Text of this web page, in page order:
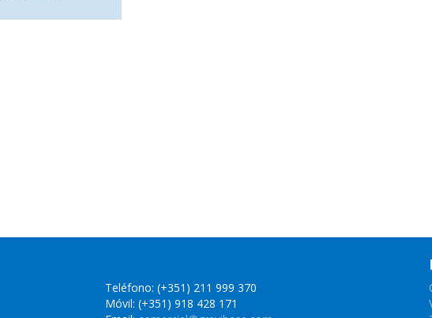
Teléfono: (+351) 211 999 370
Móvil: (+351) 918 428 171